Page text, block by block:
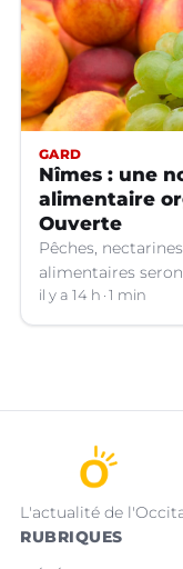
GARD
Nîmes : une
alimentaire
Ouverte
Pêches,
alimentaires
vendredi 7 août
à Nîmes (Gard).
il y a 14 h 1 min
L'actualité de
RUBRIQUES